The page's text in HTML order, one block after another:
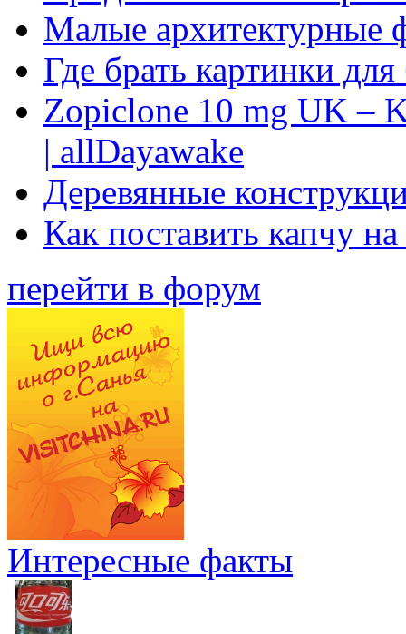
Малые архитектурные
Где брать картинки
Zopiclone 10 mg UK –
| allDayawake
Деревянные
Как поставить капчу
перейти в форум
Интересные факты